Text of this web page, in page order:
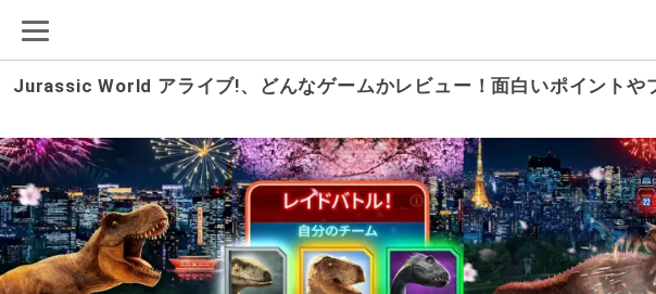
Jurassic World アライブ!、どんなゲームかレビュー！面白いポイントや